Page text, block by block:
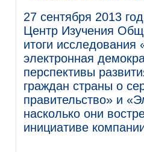
27 сентября 2013
Центр Изучения
итоги исследования
электронная
перспективы
граждан страны о
правительство» и
насколько они
инициативе